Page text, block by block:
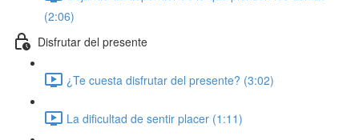
(2:06)
Disfrutar del presente
¿Te cuesta disfrutar del presente? (3:02)
La dificultad de sentir placer (1:11)